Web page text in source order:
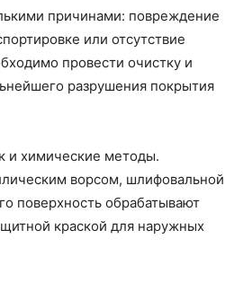
причинами: повреждение
или отсутствие
провести очистку и
разрушения покрытия
и химические методы.
ворсом, шлифовальной
поверхность обрабатывают
краской для наружных